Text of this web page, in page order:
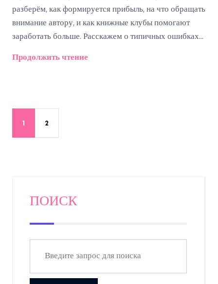
разберём, как формируется прибыль, на что обращать
внимание автору, и как книжные клубы помогают
заработать больше. Расскажем о типичных ошибках
дохода. Обсудим реальные цифры и примеры с рынка,
Продолжить чтение
1 2
ПОИСК